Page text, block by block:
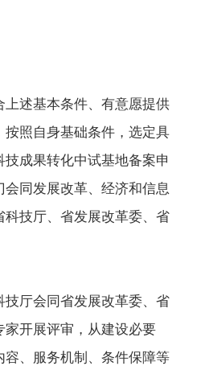
上述基本条件、有意愿提供
照自身基础条件，选定具
成果转化中试基地备案申
同发展改革、经济和信息
技厅、省发展改革委、省
技厅会同省发展改革委、省
开展评审，从建设必要
、服务机制、条件保障等